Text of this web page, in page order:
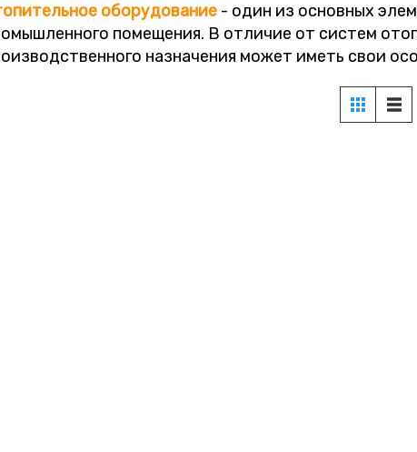
оборудование - один из основных
помещения. В отличие от систем
назначения может иметь свои